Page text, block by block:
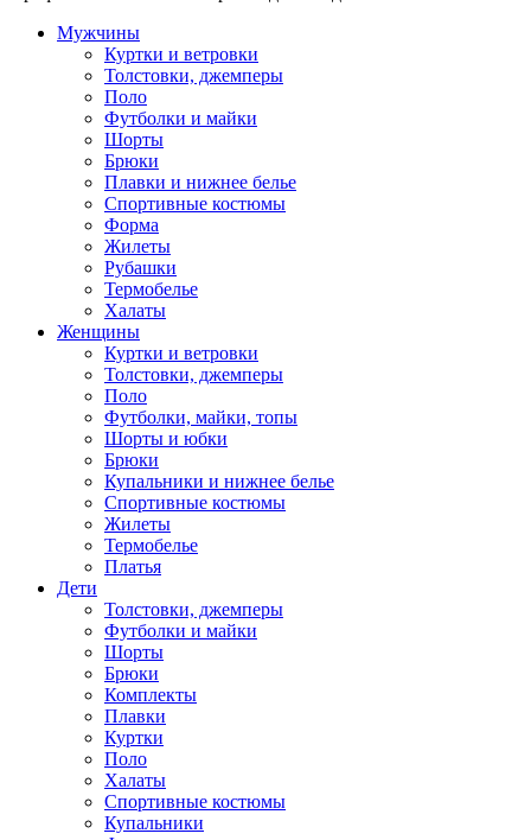
Мужчины
Куртки и ветровки
Толстовки, джемперы
Поло
Футболки и майки
Шорты
Брюки
Плавки и нижнее белье
Спортивные костюмы
Форма
Жилеты
Рубашки
Термобелье
Халаты
Женщины
Куртки и ветровки
Толстовки, джемперы
Поло
Футболки, майки, топы
Шорты и юбки
Брюки
Купальники и нижнее белье
Спортивные костюмы
Жилеты
Термобелье
Платья
Дети
Толстовки, джемперы
Футболки и майки
Шорты
Брюки
Комплекты
Плавки
Куртки
Поло
Халаты
Спортивные костюмы
Купальники